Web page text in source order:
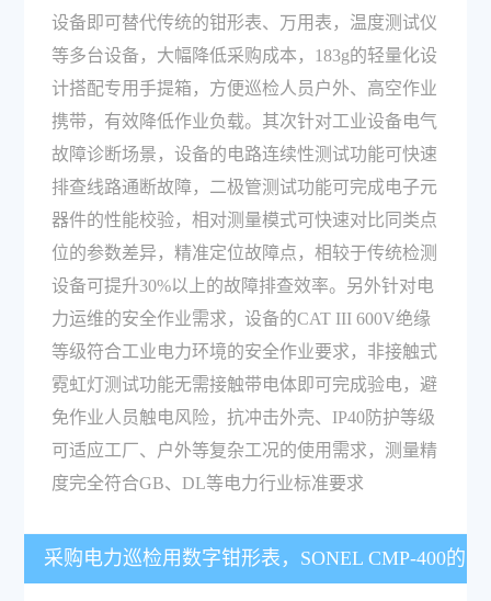
设备即可替代传统的钳形表、万用表，温度测试仪
等多台设备，大幅降低采购成本，183g的轻量化设
计搭配专用手提箱，方便巡检人员户外、高空作业
携带，有效降低作业负载。其次针对工业设备电气
故障诊断场景，设备的电路连续性测试功能可快速
排查线路通断故障，二极管测试功能可完成电子元
器件的性能校验，相对测量模式可快速对比同类点
位的参数差异，精准定位故障点，相较于传统检测
设备可提升30%以上的故障排查效率。另外针对电
力运维的安全作业需求，设备的CAT III 600V绝缘
等级符合工业电力环境的安全作业要求，非接触式
霓虹灯测试功能无需接触带电体即可完成验电，避
免作业人员触电风险，抗冲击外壳、IP40防护等级
可适应工厂、户外等复杂工况的使用需求，测量精
度完全符合GB、DL等电力行业标准要求
采购电力巡检用数字钳形表，SONEL CMP-400的